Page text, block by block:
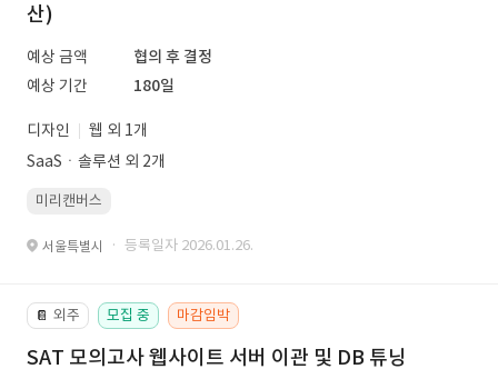
산)
예상 금액
협의 후 결정
예상 기간
180일
디자인
웹 외 1개
SaaSㆍ솔루션 외 2개
미리캔버스
서울특별시 · 등록일자 2026.01.26.
📔 외주 모집 중 마감임박
SAT 모의고사 웹사이트 서버 이관 및 DB 튜닝